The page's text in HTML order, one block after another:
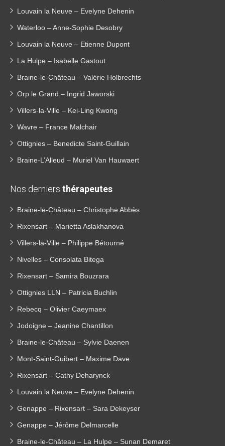
Louvain la Neuve – Evelyne Dehenin
Waterloo – Anne-Sophie Desobry
Louvain la Neuve – Etienne Dupont
La Hulpe – Isabelle Gastout
Braine-le-Château – Valérie Holbrechts
Orp le Grand – Ingrid Jaworski
Villers-la-Ville – Kei-Ling Kwong
Wavre – France Malchair
Ottignies – Benedicte Saint-Guillain
Braine-L’Alleud – Muriel Van Hauwaert
Nos derniers thérapeutes
Braine-le-Château – Christophe Abbès
Rixensart – Marietta Aslakhanova
Villers-la-Ville – Philippe Bétourné
Nivelles – Consolata Bitega
Rixensart – Samira Bouzrara
Ottignies LLN – Patricia Buchlin
Rebecq – Olivier Caeymaex
Jodoigne – Jeanine Chantillon
Braine-le-Château – Sylvie Daenen
Mont-Saint-Guibert – Maxime Dave
Rixensart – Cathy Deharynck
Louvain la Neuve – Evelyne Dehenin
Genappe – Rixensart – Sara Dekeyser
Genappe – Jérôme Delmarcelle
Braine-le-Château – La Hulpe – Sunan Demaret